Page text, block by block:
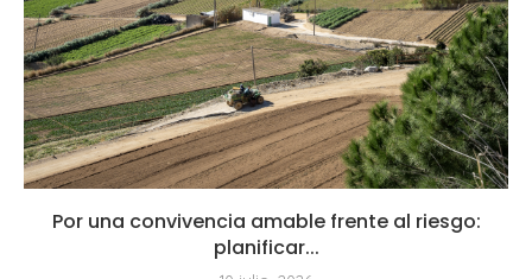
Por una convivencia amable frente al riesgo:
planificar...